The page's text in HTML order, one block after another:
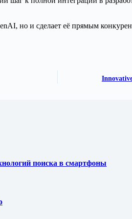
но и сделает её прямым
поиска в смартфоны